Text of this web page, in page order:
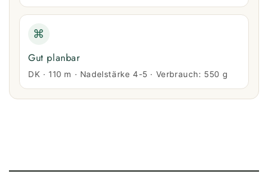
⌘
Gut planbar
DK · 110 m · Nadelstärke 4-5 · Verbrauch: 550 g